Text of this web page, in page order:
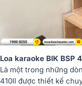
Loa karaoke BIK BSP
Là một trong những
410II được thiết kế